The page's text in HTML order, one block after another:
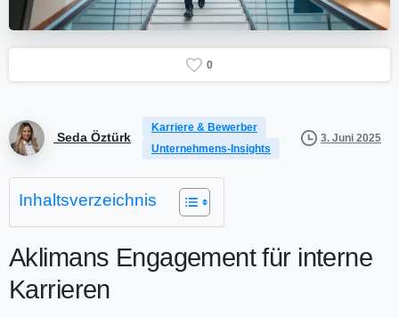
0
Seda Öztürk
Karriere & Bewerber
Unternehmens-Insights
3. Juni 2025
Inhaltsverzeichnis
Aklimans Engagement für interne
Karrieren